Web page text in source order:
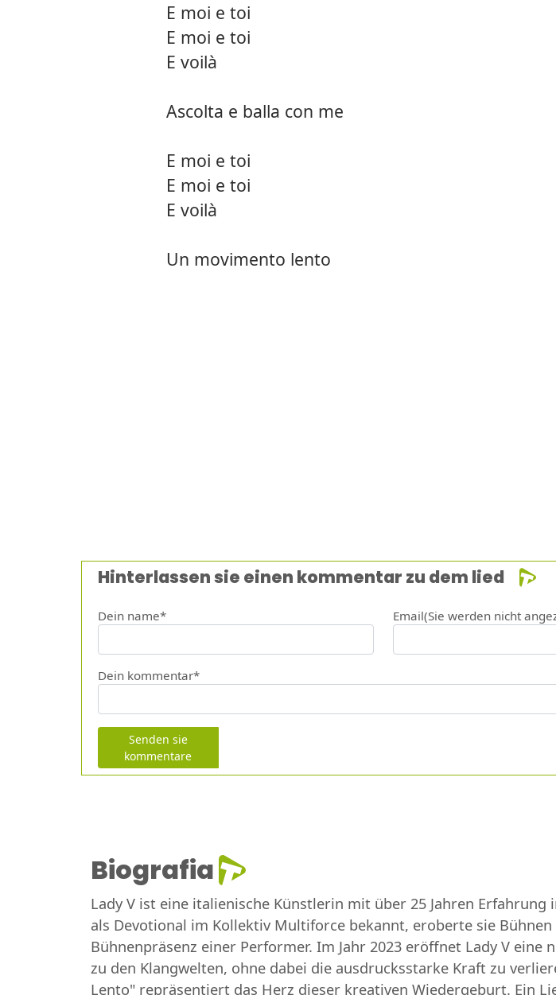
E moi e toi
E moi e toi
E voilà
Ascolta e balla con me
E moi e toi
E moi e toi
E voilà
Un movimento lento
Hinterlassen sie einen kommentar zu dem lied
Dein name* Email(Sie werden nicht
Dein kommentar*
Senden sie
kommentare
Biografia
Lady V ist eine italienische Künstlerin mit über 25 Jahren
als Devotional im Kollektiv Multiforce bekannt, eroberte sie
Bühnenpräsenz einer Performer. Im Jahr 2023 eröffnet Lady V
zu den Klangwelten, ohne dabei die ausdrucksstarke Kraft zu
Lento" repräsentiert das Herz dieser kreativen Wiedergeburt. Ein